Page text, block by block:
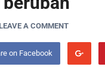
A COMMENT
on Facebook